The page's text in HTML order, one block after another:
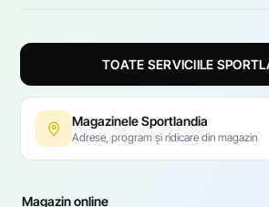
TOATE SERVICIILE
Magazinele Sportlandia
Adrese, program și ridicare din magazin
Magazin online